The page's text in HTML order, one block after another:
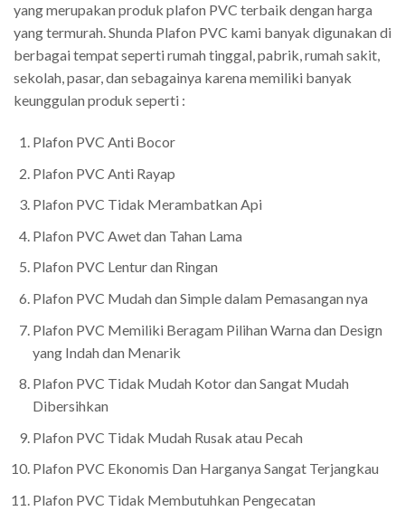
yang merupakan produk plafon PVC terbaik dengan harga
yang termurah. Shunda Plafon PVC kami banyak digunakan di
berbagai tempat seperti rumah tinggal, pabrik, rumah sakit,
sekolah, pasar, dan sebagainya karena memiliki banyak
keunggulan produk seperti :
Plafon PVC Anti Bocor
Plafon PVC Anti Rayap
Plafon PVC Tidak Merambatkan Api
Plafon PVC Awet dan Tahan Lama
Plafon PVC Lentur dan Ringan
Plafon PVC Mudah dan Simple dalam Pemasangan nya
Plafon PVC Memiliki Beragam Pilihan Warna dan Design
yang Indah dan Menarik
Plafon PVC Tidak Mudah Kotor dan Sangat Mudah
Dibersihkan
Plafon PVC Tidak Mudah Rusak atau Pecah
Plafon PVC Ekonomis Dan Harganya Sangat Terjangkau
Plafon PVC Tidak Membutuhkan Pengecatan